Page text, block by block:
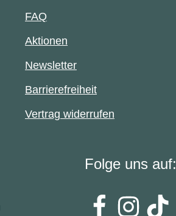
FAQ
Aktionen
Newsletter
Barrierefreiheit
Vertrag widerrufen
Folge uns auf: